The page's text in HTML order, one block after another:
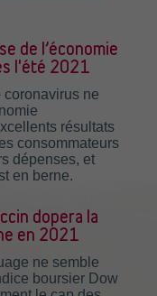
de l’économie
l'été 2021
coronavirus ne
résultats
consommateurs
dépenses, et
en berne.
dopera la
en 2021
ne semble
boursier Dow